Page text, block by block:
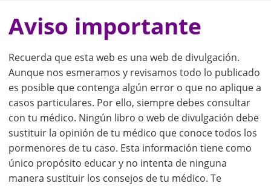
Aviso importante
Recuerda que esta web es una web de divulgación.
Aunque nos esmeramos y revisamos todo lo publicado
es posible que contenga algún error o que no aplique a
casos particulares. Por ello, siempre debes consultar
con tu médico. Ningún libro o web de divulgación debe
sustituir la opinión de tu médico que conoce todos los
pormenores de tu caso. Esta información tiene como
único propósito educar y no intenta de ninguna
manera sustituir los consejos de tu médico. Te